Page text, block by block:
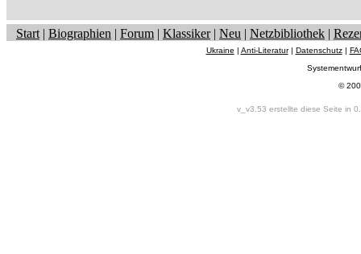
Start | Biographien | Forum | Klassiker| Neu | Netzbibliothek |
Ukraine | Anti-Literatur| Datenschutz|
©
v_v3.53 erstellte diese Seite in